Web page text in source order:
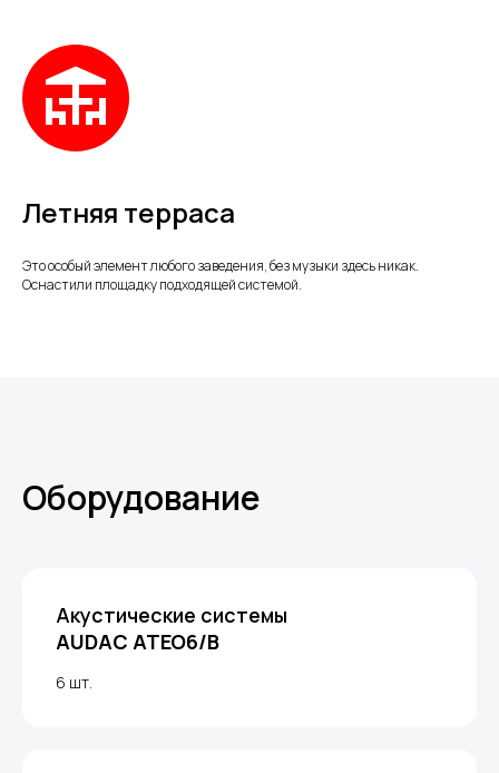
Летняя терраса
Это особый элемент любого заведения, без музыки здесь никак.
Оснастили площадку подходящей системой.
Оборудование
Акустические системы
AUDAC ATEO6/B
6 шт.